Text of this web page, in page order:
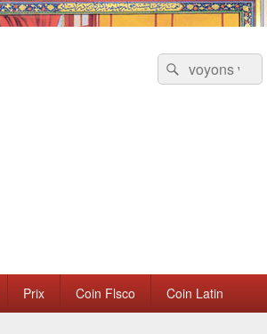
Recherche :
Rechercher
Prix Coin Flsco Coin Latin